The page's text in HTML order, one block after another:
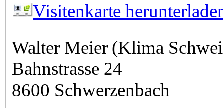
Visitenkarte
Walter Meier (Klima
Bahnstrasse 24
8600 Schwerzenbach